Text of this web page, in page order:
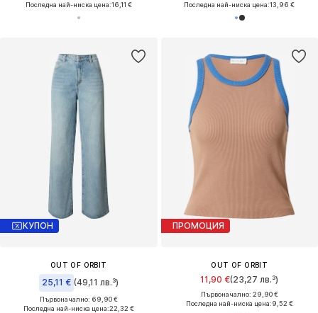
Последна най-ниска цена:16,11 € Последна най-ниска цена:13,96 €
КУПОН
OUT OF ORBIT
25,11 € (49,11 лв.³)
Първоначално: 69,90 €
Последна най-ниска цена:22,32 €
ПРОМОЦИЯ
OUT OF ORBIT
11,90 €(23,27 лв.³)
Първоначално: 29,90 €
Последна най-ниска цена:9,52 €